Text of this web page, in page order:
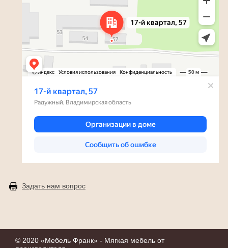
Задать нам вопрос
© 2020 «Мебель Франк» - Мягкая мебель от